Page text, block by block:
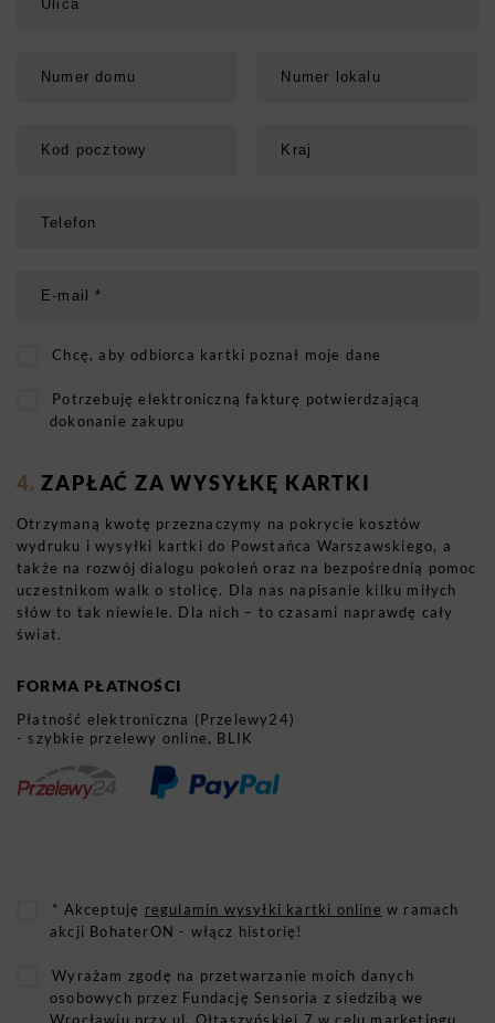
Chcę, aby odbiorca kartki poznał moje dane
Potrzebuję elektroniczną fakturę potwierdzającą
dokonanie zakupu
ZAPŁAĆ ZA WYSYŁKĘ KARTKI
Otrzymaną kwotę przeznaczymy na pokrycie kosztów
wydruku i wysyłki kartki do Powstańca Warszawskiego, a
także na rozwój dialogu pokoleń oraz na bezpośrednią pomoc
uczestnikom walk o stolicę. Dla nas napisanie kilku miłych
słów to tak niewiele. Dla nich – to czasami naprawdę cały
świat.
FORMA PŁATNOŚCI
Płatność elektroniczna (Przelewy24)
- szybkie przelewy online, BLIK
* Akceptuję regulamin wysyłki kartki online w ramach
akcji BohaterON - włącz historię!
Wyrażam zgodę na przetwarzanie moich danych
osobowych przez Fundację Sensoria z siedzibą we